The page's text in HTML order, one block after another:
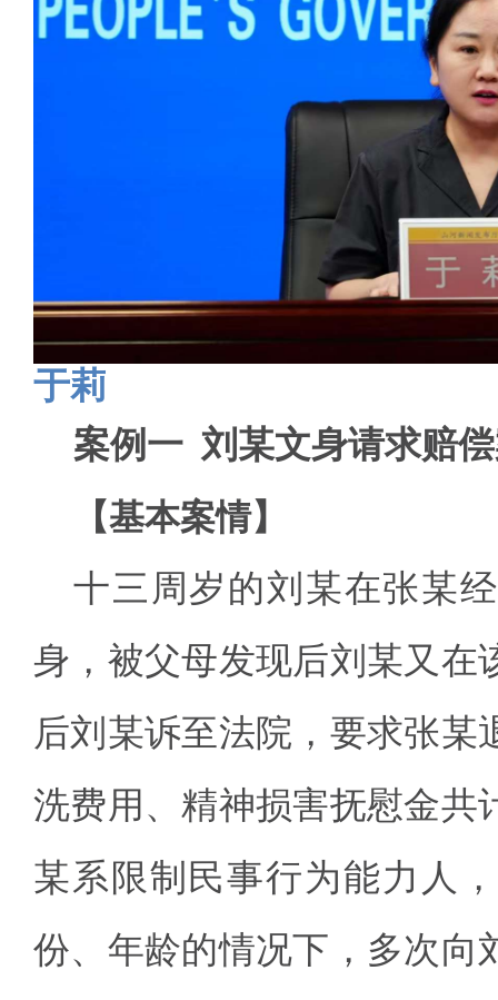
于莉
案例一 刘某文身请求赔
【基本案情】
十三周岁的刘某在张某
身，被父母发现后刘某又在
后刘某诉至法院，要求张
洗费用、精神损害抚慰金共
某系限制民事行为能力人
份、年龄的情况下，多次向